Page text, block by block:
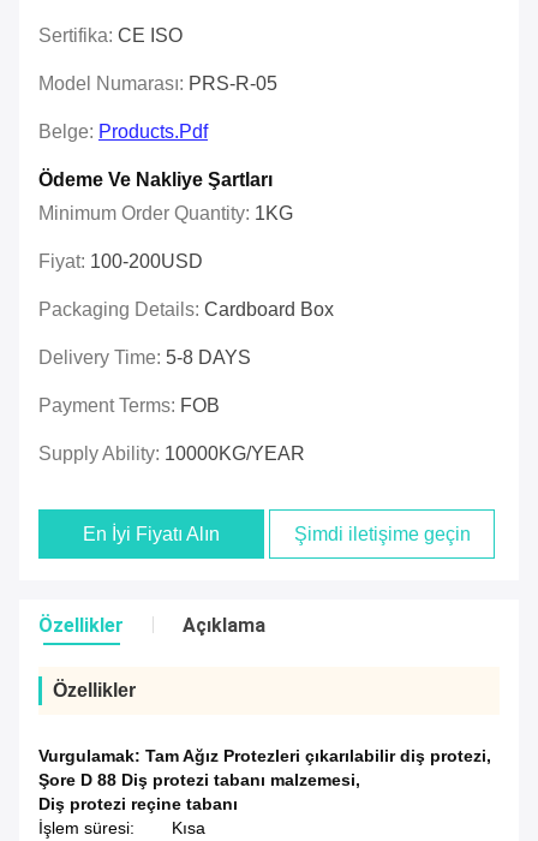
Sertifika: CE ISO
Model Numarası: PRS-R-05
Belge: Products.pdf
Ödeme Ve Nakliye Şartları
Minimum Order Quantity: 1KG
Fiyat: 100-200USD
Packaging Details: Cardboard Box
Delivery Time: 5-8 DAYS
Payment Terms: FOB
Supply Ability: 10000KG/YEAR
En İyi Fiyatı Alın Şimdi iletişime geçin
Özellikler Açıklama
Özellikler
Vurgulamak: Tam Ağız Protezleri çıkarılabilir diş protezi,
Şore D 88 Diş protezi tabanı malzemesi,
Diş protezi reçine tabanı
İşlem süresi:
Kısa